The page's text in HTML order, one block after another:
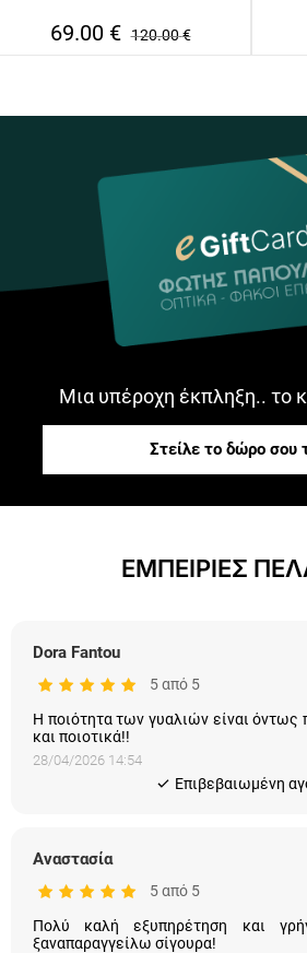
69.00 € 120.00€
Μια υπέροχη έκπληξη.. το
Στείλε το δώρο σου
ΕΜΠΕΙΡΙΕΣ
Dora Fantou
5 από 5
Η ποιότητα των γυαλιών είναι όντως
και ποιοτικά!!
28/04/2026 14:54
Eπιβεβαιωμένη
Αναστασία
5 από 5
Πολύ καλή εξυπηρέτηση και
ξαναπαραγγείλω σίγουρα!